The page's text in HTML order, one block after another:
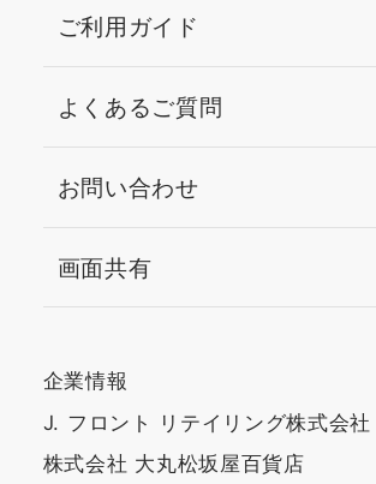
ご利用ガイド
よくあるご質問
お問い合わせ
画面共有
企業情報
J. フロント リテイリング株式会社
株式会社 大丸松坂屋百貨店